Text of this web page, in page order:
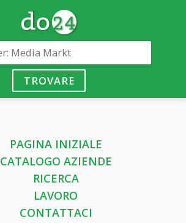
TROVARE
PAGINA INIZIALE
CATALOGO AZIENDE
RICERCA
LAVORO
CONTATTACI